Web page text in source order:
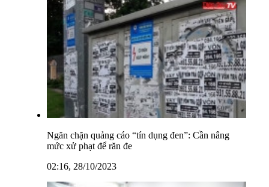
Ngăn chặn quảng cáo “tín dụng đen”: Cần nâng
mức xử phạt để răn đe
02:16, 28/10/2023